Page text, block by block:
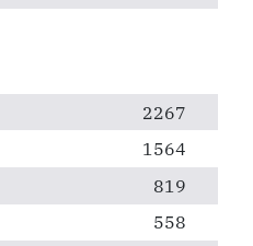
2267
1564
819
558